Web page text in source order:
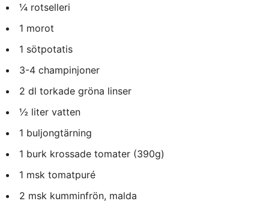
¼ rotselleri
1 morot
1 sötpotatis
3-4 champinjoner
2 dl torkade gröna linser
½ liter vatten
1 buljongtärning
1 burk krossade tomater (390g)
1 msk tomatpuré
2 msk kumminfrön, malda